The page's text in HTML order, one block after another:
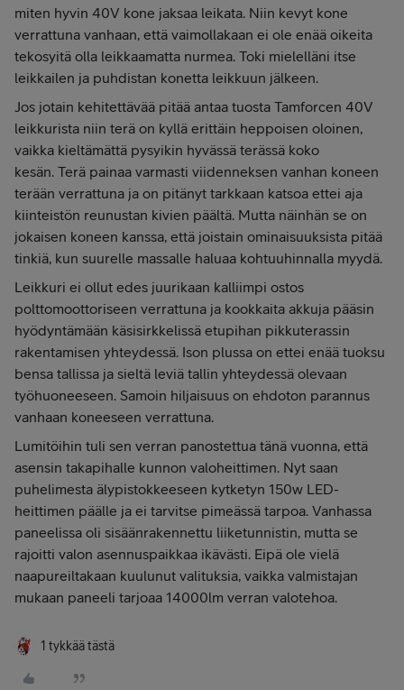
miten hyvin 40V kone jaksaa leikata. Niin kevyt kone
verrattuna vanhaan, että vaimollakaan ei ole enää oikeita
tekosyitä olla leikkaamatta nurmea. Toki mielelläni itse
leikkailen ja puhdistan konetta leikkuun jälkeen.
Jos jotain kehitettävää pitää antaa tuosta Tamforcen 40V
leikkurista niin terä on kyllä erittäin heppoisen oloinen,
vaikka kieltämättä pysyikin hyvässä terässä koko
kesän. Terä painaa varmasti viidenneksen vanhan koneen
terään verrattuna ja on pitänyt tarkkaan katsoa ettei aja
kiinteistön reunustan kivien päältä. Mutta näinhän se on
jokaisen koneen kanssa, että joistain ominaisuuksista pitää
tinkiä, kun suurelle massalle haluaa kohtuuhinnalla myydä.
Leikkuri ei ollut edes juurikaan kalliimpi ostos
polttomoottoriseen verrattuna ja kookkaita akkuja pääsin
hyödyntämään käsisirkkelissä etupihan pikkuterassin
rakentamisen yhteydessä. Ison plussa on ettei enää tuoksu
bensa tallissa ja sieltä leviä tallin yhteydessä olevaan
työhuoneeseen. Samoin hiljaisuus on ehdoton parannus
vanhaan koneeseen verrattuna.
Lumitöihin tuli sen verran panostettua tänä vuonna, että
asensin takapihalle kunnon valoheittimen. Nyt saan
puhelimesta älypistokkeeseen kytketyn 150w LED-
heittimen päälle ja ei tarvitse pimeässä tarpoa. Vanhassa
paneelissa oli sisäänrakennettu liiketunnistin, mutta se
rajoitti valon asennuspaikkaa ikävästi. Eipä ole vielä
naapureiltakaan kuulunut valituksia, vaikka valmistajan
mukaan paneeli tarjoaa 14000lm verran valotehoa.
1 tykkää tästä